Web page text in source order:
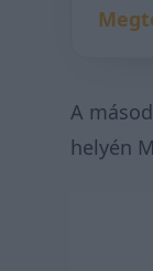
A
helyén